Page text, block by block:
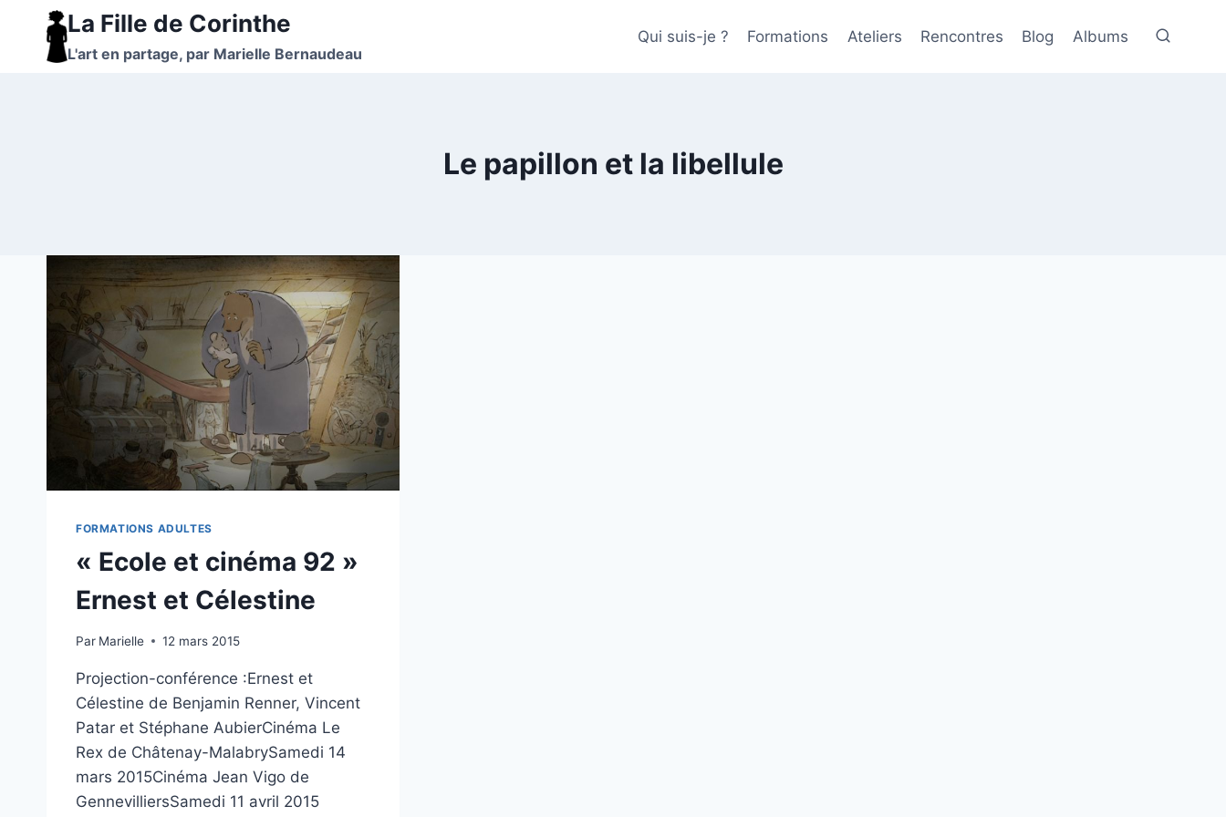
contenu
La Fille de Corinthe
L'art en partage, par Marielle Bernaudeau
Qui suis-je ? Formations Ateliers Rencontres Blog Albums
Le papillon et la libellule
FORMATIONS ADULTES
« Ecole et cinéma 92 »
Ernest et Célestine
Par Marielle 12 mars 2015
Projection-conférence :Ernest et
Célestine de Benjamin Renner, Vincent
Patar et Stéphane AubierCinéma Le
Rex de Châtenay-MalabrySamedi 14
mars 2015Cinéma Jean Vigo de
GennevilliersSamedi 11 avril 2015